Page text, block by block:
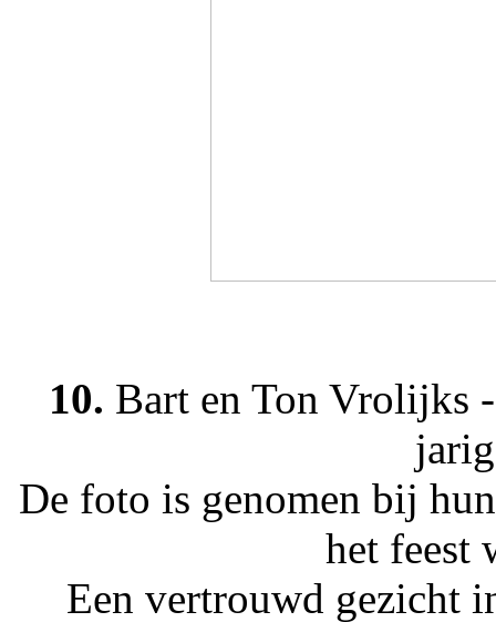
10. Bart en Ton Vrolijks
De foto is genomen bij
het feest
Een vertrouwd gezicht